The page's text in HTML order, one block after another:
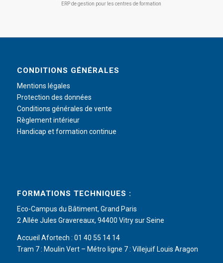
ERP de gestion pour les centres de formation
CONDITIONS GÉNÉRALES
Mentions légales
Protection des données
Conditions générales de vente
Règlement intérieur
Handicap et formation continue
FORMATIONS TECHNIQUES :
Eco-Campus du Bâtiment, Grand Paris
2 Allée Jules Gravereaux, 94400 Vitry sur Seine
Accueil Afortech : 01 40 55 14 14
Tram 7 : Moulin Vert – Métro ligne 7 : Villejuif Louis Aragon